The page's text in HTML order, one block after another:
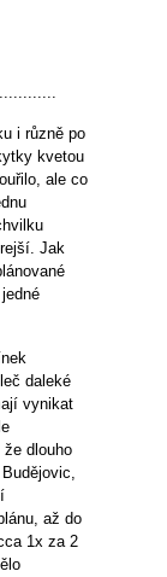
i různě po
kvetou
ale co
Jak
daleké
vynikat
dlouho
až do
1x za 2